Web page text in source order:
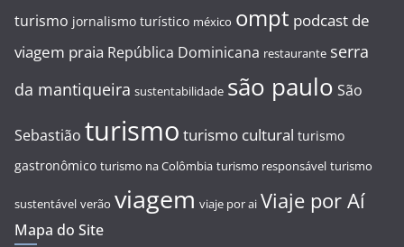
turismo jornalismo turístico méxico ompt podcast de
viagem praia República Dominicana restaurante serra
da mantiqueira sustentabilidade são paulo São
Sebastião turismo turismo cultural turismo
gastronômico turismo na Colômbia turismo responsável turismo
sustentável verão viagem viaje por ai Viaje por Aí
Mapa do Site